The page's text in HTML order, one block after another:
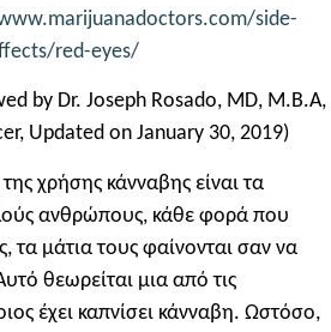
side-
red-eyes/
by Dr. Joseph Rosado, MD, M.B.A,
Updated on January 30, 2019)
χρήσης κάνναβης είναι τα
ανθρώπους, κάθε φορά που
τα μάτια τους φαίνονται σαν να
θεωρείται μια από τις
έχει καπνίσει κάνναβη. Ωστόσο,